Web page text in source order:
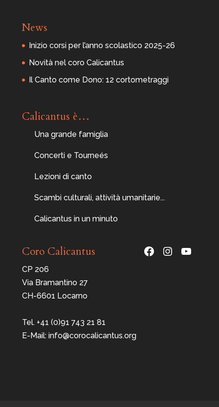
News
Inizio corsi per l’anno scolastico 2025-26
Novità nel coro Calicantus
Il Canto come Dono: 12 cortometraggi
Calicantus è…
Una grande famiglia
Concerti e Tourneés
Lezioni di canto
Scambi culturali, attività umanitarie...
Calicantus in un minuto
Coro Calicantus
CP 206
Via Bramantino 27
CH-6601 Locarno
Tel. +41 (0)91 743 21 81
E-Mail: info@corocalicantus.org
Facebook
Instagram